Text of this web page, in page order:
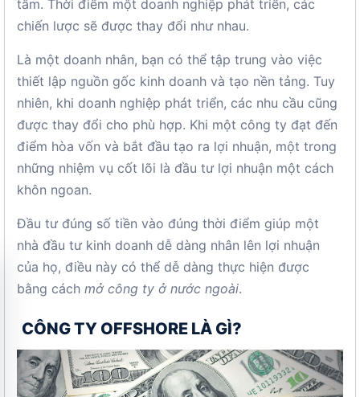
tâm. Thời điểm một doanh nghiệp phát triển, các
chiến lược sẽ được thay đổi như nhau.
Là một doanh nhân, bạn có thể tập trung vào việc
thiết lập nguồn gốc kinh doanh và tạo nền tảng. Tuy
nhiên, khi doanh nghiệp phát triển, các nhu cầu cũng
được thay đổi cho phù hợp. Khi một công ty đạt đến
điểm hòa vốn và bắt đầu tạo ra lợi nhuận, một trong
những nhiệm vụ cốt lõi là đầu tư lợi nhuận một cách
khôn ngoan.
Đầu tư đúng số tiền vào đúng thời điểm giúp một
nhà đầu tư kinh doanh dễ dàng nhân lên lợi nhuận
của họ, điều này có thể dễ dàng thực hiện được
bằng cách mở công ty ở nước ngoài.
CÔNG TY OFFSHORE LÀ GÌ?